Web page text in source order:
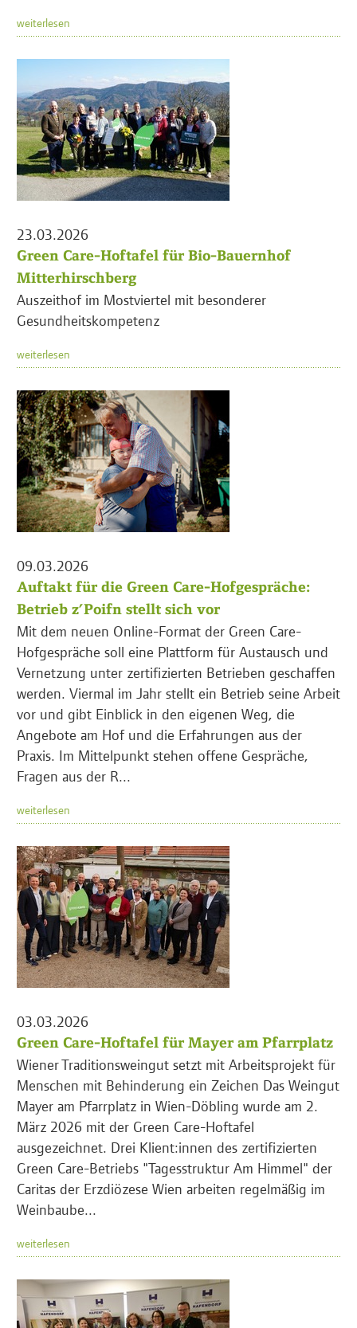
weiterlesen
23.03.2026
Green Care-Hoftafel für Bio-Bauernhof
Mitterhirschberg
Auszeithof im Mostviertel mit besonderer
Gesundheitskompetenz
weiterlesen
09.03.2026
Auftakt für die Green Care-Hofgespräche:
Betrieb z’Poifn stellt sich vor
Mit dem neuen Online-Format der Green Care-
Hofgespräche soll eine Plattform für Austausch und
Vernetzung unter zertifizierten Betrieben geschaffen
werden. Viermal im Jahr stellt ein Betrieb seine Arbeit
vor und gibt Einblick in den eigenen Weg, die
Angebote am Hof und die Erfahrungen aus der
Praxis. Im Mittelpunkt stehen offene Gespräche,
Fragen aus der R...
weiterlesen
03.03.2026
Green Care-Hoftafel für Mayer am Pfarrplatz
Wiener Traditionsweingut setzt mit Arbeitsprojekt für
Menschen mit Behinderung ein Zeichen Das Weingut
Mayer am Pfarrplatz in Wien-Döbling wurde am 2.
März 2026 mit der Green Care-Hoftafel
ausgezeichnet. Drei Klient:innen des zertifizierten
Green Care-Betriebs "Tagesstruktur Am Himmel" der
Caritas der Erzdiözese Wien arbeiten regelmäßig im
Weinbaube...
weiterlesen